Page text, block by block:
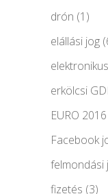
drón (1)
elállási jog
erkölcsi
EURO 2016
Facebook
felmondási
fizetés (3)